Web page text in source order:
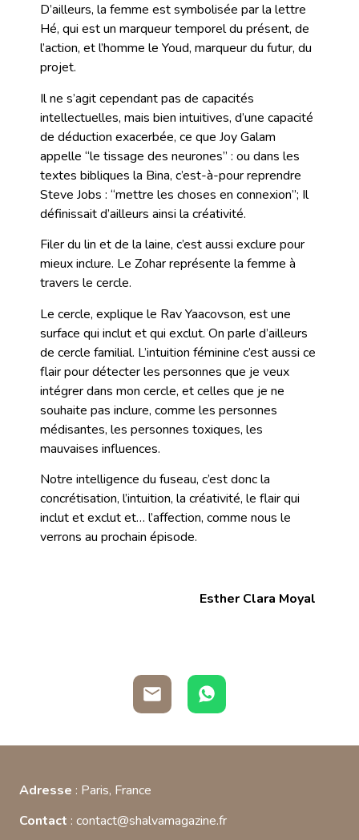
D’ailleurs, la femme est symbolisée par la lettre
Hé, qui est un marqueur temporel du présent, de
l’action, et l’homme le Youd, marqueur du futur, du
projet.
Il ne s’agit cependant pas de capacités
intellectuelles, mais bien intuitives, d’une capacité
de déduction exacerbée, ce que Joy Galam
appelle “le tissage des neurones” : ou dans les
textes bibliques la Bina, c’est-à-pour reprendre
Steve Jobs : “mettre les choses en connexion”; Il
définissait d’ailleurs ainsi la créativité.
Filer du lin et de la laine, c’est aussi exclure pour
mieux inclure. Le Zohar représente la femme à
travers le cercle.
Le cercle, explique le Rav Yaacovson, est une
surface qui inclut et qui exclut. On parle d’ailleurs
de cercle familial. L’intuition féminine c’est aussi ce
flair pour détecter les personnes que je veux
intégrer dans mon cercle, et celles que je ne
souhaite pas inclure, comme les personnes
médisantes, les personnes toxiques, les
mauvaises influences.
Notre intelligence du fuseau, c’est donc la
concrétisation, l’intuition, la créativité, le flair qui
inclut et exclut et… l’affection, comme nous le
verrons au prochain épisode.
Esther Clara Moyal
Adresse : Paris, France
Contact : contact@shalvamagazine.fr